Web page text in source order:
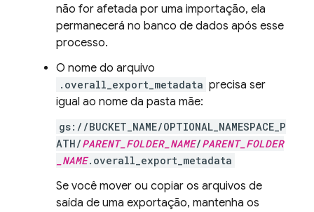
não for afetada por uma importação, ela
permanecerá no banco de dados após esse
processo.
O nome do arquivo
.overall_export_metadata precisa ser
igual ao nome da pasta mãe:
gs://BUCKET_NAME/OPTIONAL_NAMESPACE_P
ATH/PARENT_FOLDER_NAME/PARENT_FOLDER
_NAME.overall_export_metadata
Se você mover ou copiar os arquivos de
saída de uma exportação, mantenha os